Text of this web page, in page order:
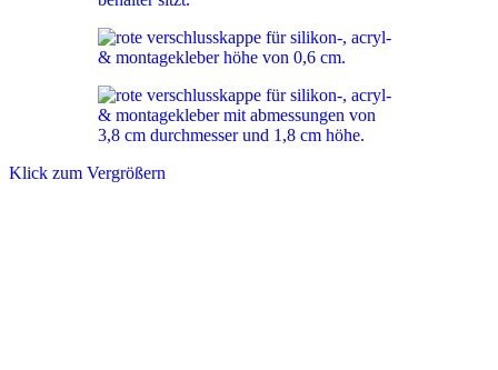
Klick zum Vergrößern